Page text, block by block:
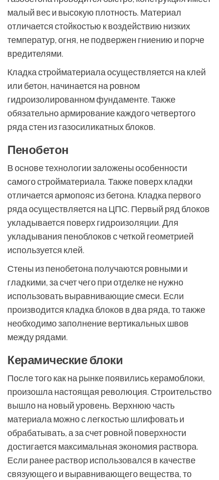
малый вес и высокую плотность. Материал
отличается стойкостью к воздействию низких
температур, огня, не подвержен гниению и порче
вредителями.
Кладка стройматериала осуществляется на клей
или бетон, начинается на ровном
гидроизолированном фундаменте. Также
обязательно армирование каждого четвертого
ряда стен из газосиликатных блоков.
Пенобетон
В основе технологии заложены особенности
самого стройматериала. Также поверх кладки
отличается армопояс из бетона. Кладка первого
ряда осуществляется на ЦПС. Первый ряд блоков
укладывается поверх гидроизоляции. Для
укладывания пеноблоков с четкой геометрией
используется клей.
Стены из пенобетона получаются ровными и
гладкими, за счет чего при отделке не нужно
использовать выравнивающие смеси. Если
производится кладка блоков в два ряда, то также
необходимо заполнение вертикальных швов
между рядами.
Керамические блоки
После того как на рынке появились керамоблоки,
произошла настоящая революция. Строительство
вышло на новый уровень. Верхнюю часть
материала можно с легкостью шлифовать и
обрабатывать, а за счет ровной поверхности
достигается максимальная экономия раствора.
Если ранее раствор использовался в качестве
связующего и выравнивающего вещества, то